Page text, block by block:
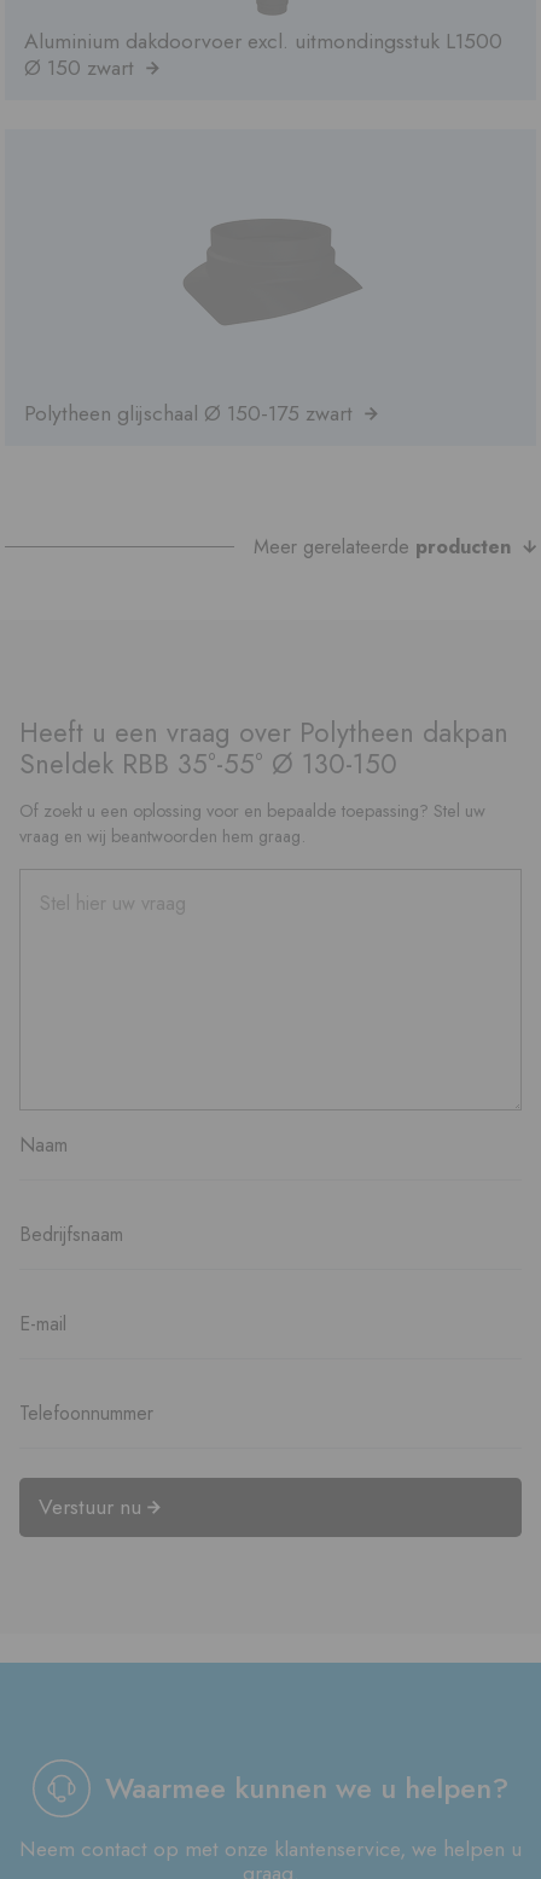
Aluminium dakdoorvoer excl. uitmondingsstuk L1500
Ø 150 zwart
Polytheen glijschaal Ø 150-175 zwart
Meer gerelateerde producten
Heeft u een vraag over Polytheen dakpan
Sneldek RBB 35°-55° Ø 130-150
Of zoekt u een oplossing voor en bepaalde toepassing? Stel uw
vraag en wij beantwoorden hem graag.
Verstuur nu
Waarmee kunnen we u helpen?
Neem contact op met onze klantenservice, we helpen u
graag.